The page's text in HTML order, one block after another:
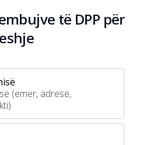
të DPP për
(emer, adresë,